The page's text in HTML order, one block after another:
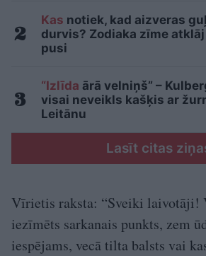
Kas notiek, kad aizveras
durvis? Zodiaka zīme
pusi
“Izlīda ārā velniņš” –
visai neveikls kašķis ar
Leitānu
Lasīt citas
Vīrietis raksta: “Sveiki laivotāji!
iezīmēts sarkanais punkts, zem
iespējams, vecā tilta balsts vai